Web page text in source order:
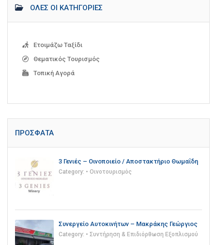
ΌΛΕΣ ΟΙ ΚΑΤΗΓΟΡΊΕΣ
Ετοιμάζω Ταξίδι
Θεματικός Τουρισμός
Τοπική Αγορά
ΠΡΌΣΦΑΤΑ
3 Γενιές – Οινοποιείο / Αποστακτήριο Θωμαΐδη
Category: • Οινοτουρισμός
Συνεργείο Αυτοκινήτων – Μακράκης Γεώργιος
Category: • Συντήρηση & Επιδιόρθωση Εξοπλισμού